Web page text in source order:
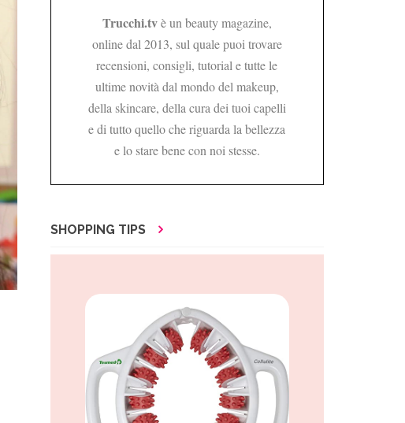
Trucchi.tvè un beauty magazine,
online dal 2013, sul quale puoi trovare
recensioni, consigli, tutorial e tutte le
ultime novità dal mondo del makeup,
della skincare, della cura dei tuoi capelli
e di tutto quello che riguarda la bellezza
e lo stare bene con noi stesse.
SHOPPING TIPS